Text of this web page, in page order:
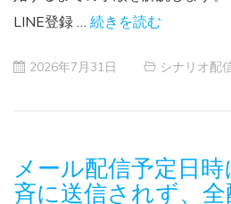
LINE登録 … 続きを読む
2026年7月31日 シナリオ配
メール配信予定日
斉に送信されず、